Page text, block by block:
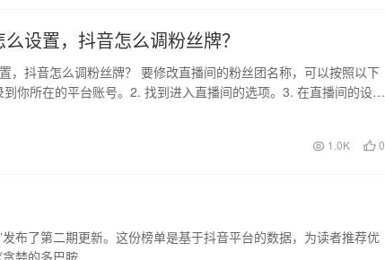
设置，抖音怎么调粉丝牌？
，抖音怎么调粉丝牌？ 要修改直播间的粉丝团名称，可以按照以下
你所在的平台账号。2. 找到进入直播间的选项。3. 在直播间的设置
1.0K 0
布了第二期更新。这份榜单是基于抖音平台的数据，为读者推荐优
贪婪的多巴胺…